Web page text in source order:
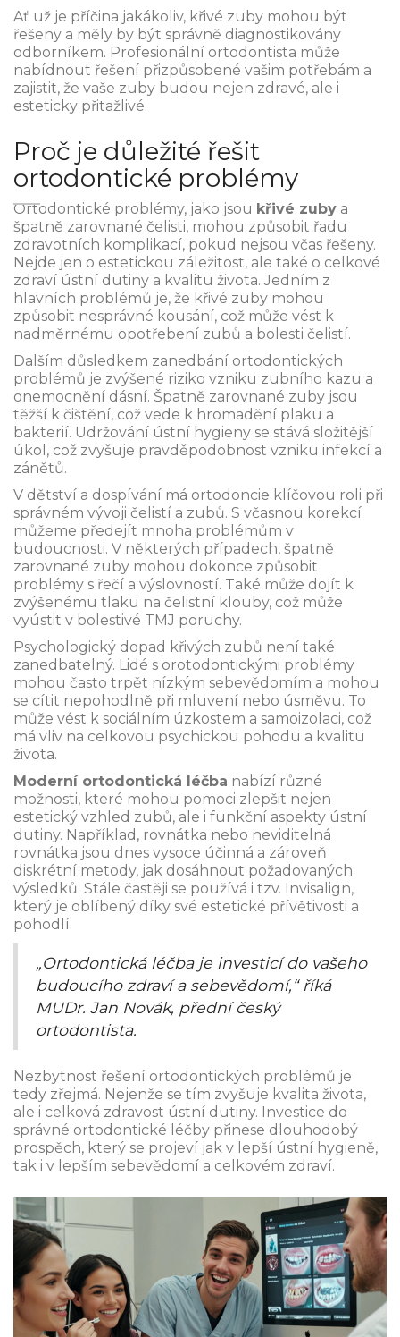
Ať už je příčina jakákoliv, křivé zuby mohou být
řešeny a měly by být správně diagnostikovány
odborníkem. Profesionální ortodontista může
nabídnout řešení přizpůsobené vašim potřebám a
zajistit, že vaše zuby budou nejen zdravé, ale i
esteticky přitažlivé.
Proč je důležité řešit
ortodontické problémy
Ortodontické problémy, jako jsou křivé zuby a
špatně zarovnané čelisti, mohou způsobit řadu
zdravotních komplikací, pokud nejsou včas řešeny.
Nejde jen o estetickou záležitost, ale také o celkové
zdraví ústní dutiny a kvalitu života. Jedním z
hlavních problémů je, že křivé zuby mohou
způsobit nesprávné kousání, což může vést k
nadměrnému opotřebení zubů a bolesti čelistí.
Dalším důsledkem zanedbání ortodontických
problémů je zvýšené riziko vzniku zubního kazu a
onemocnění dásní. Špatně zarovnané zuby jsou
těžší k čištění, což vede k hromadění plaku a
bakterií. Udržování ústní hygieny se stává složitější
úkol, což zvyšuje pravděpodobnost vzniku infekcí a
zánětů.
V dětství a dospívání má ortodoncie klíčovou roli při
správném vývoji čelistí a zubů. S včasnou korekcí
můžeme předejít mnoha problémům v
budoucnosti. V některých případech, špatně
zarovnané zuby mohou dokonce způsobit
problémy s řečí a výslovností. Také může dojít k
zvýšenému tlaku na čelistní klouby, což může
vyústit v bolestivé TMJ poruchy.
Psychologický dopad křivých zubů není také
zanedbatelný. Lidé s orotodontickými problémy
mohou často trpět nízkým sebevědomím a mohou
se cítit nepohodlně při mluvení nebo úsměvu. To
může vést k sociálním úzkostem a samoizolaci, což
má vliv na celkovou psychickou pohodu a kvalitu
života.
Moderní ortodontická léčba nabízí různé
možnosti, které mohou pomoci zlepšit nejen
estetický vzhled zubů, ale i funkční aspekty ústní
dutiny. Například, rovnátka nebo neviditelná
rovnátka jsou dnes vysoce účinná a zároveň
diskrétní metody, jak dosáhnout požadovaných
výsledků. Stále častěji se používá i tzv. Invisalign,
který je oblíbený díky své estetické přívětivosti a
pohodlí.
„Ortodontická léčba je investicí do vašeho
budoucího zdraví a sebevědomí,“ říká
MUDr. Jan Novák, přední český
ortodontista.
Nezbytnost řešení ortodontických problémů je
tedy zřejmá. Nejenže se tím zvyšuje kvalita života,
ale i celková zdravost ústní dutiny. Investice do
správné ortodontické léčby přinese dlouhodobý
prospěch, který se projeví jak v lepší ústní hygieně,
tak i v lepším sebevědomí a celkovém zdraví.